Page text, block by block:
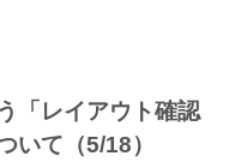
「レイアウト確認
いて（5/18）